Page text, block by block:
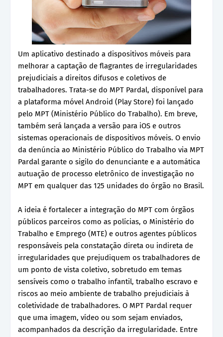
Um aplicativo destinado a dispositivos móveis para
melhorar a captação de flagrantes de irregularidades
prejudiciais a direitos difusos e coletivos de
trabalhadores. Trata-se do MPT Pardal, disponível para
a plataforma móvel Android (Play Store) foi lançado
pelo MPT (Ministério Público do Trabalho). Em breve,
também será lançada a versão para iOS e outros
sistemas operacionais de dispositivos móveis. O envio
da denúncia ao Ministério Público do Trabalho via MPT
Pardal garante o sigilo do denunciante e a automática
autuação de processo eletrônico de investigação no
MPT em qualquer das 125 unidades do órgão no Brasil.
A ideia é fortalecer a integração do MPT com órgãos
públicos parceiros como as polícias, o Ministério do
Trabalho e Emprego (MTE) e outros agentes públicos
responsáveis pela constatação direta ou indireta de
irregularidades que prejudiquem os trabalhadores de
um ponto de vista coletivo, sobretudo em temas
sensíveis como o trabalho infantil, trabalho escravo e
riscos ao meio ambiente de trabalho prejudiciais à
coletividade de trabalhadores. O MPT Pardal requer
que uma imagem, vídeo ou som sejam enviados,
acompanhados da descrição da irregularidade. Entre